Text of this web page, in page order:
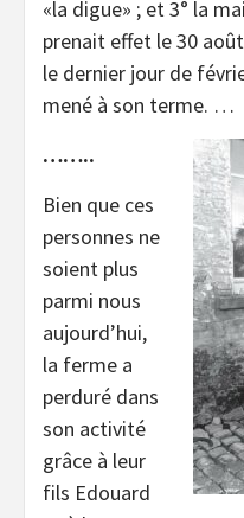
«la digue» ; et 3° la
prenait effet le 30
le dernier jour de
mené à son terme. …
……..
Bien que ces
personnes ne
soient plus
parmi nous
aujourd’hui,
la ferme a
perduré dans
son activité
grâce à leur
fils Edouard